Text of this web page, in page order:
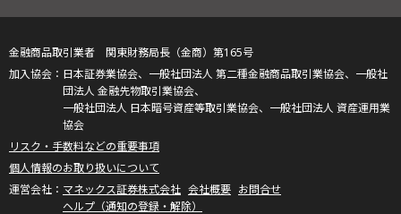
金融商品取引業者 関東財務局長（金商）第165号
日本証券業協会、一般社団法人 第二種金融商品取引業協会、一般社
団法人 金融先物取引業協会、
一般社団法人 日本暗号資産等取引業協会、一般社団法人 資産運用業
協会
リスク・手数料などの重要事項
個人情報のお取り扱いについて
マネックス証券株式会社 会社概要 お問合せ
ヘルプ（通知の登録・解除）